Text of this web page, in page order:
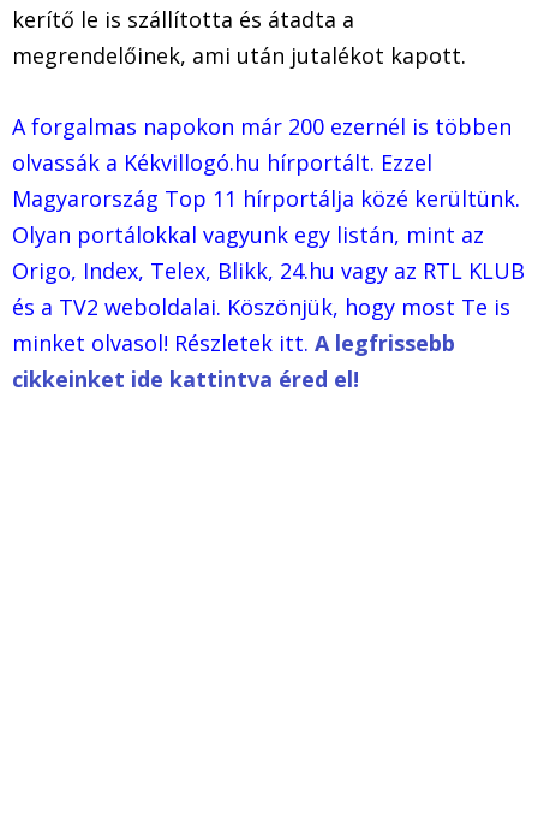
kerítő le is szállította és átadta a
megrendelőinek, ami után jutalékot kapott.
A forgalmas napokon már 200 ezernél is többen
olvassák a Kékvillogó.hu hírportált. Ezzel
Magyarország Top 11 hírportálja közé kerültünk.
Olyan portálokkal vagyunk egy listán, mint az
Origo, Index, Telex, Blikk, 24.hu vagy az RTL KLUB
és a TV2 weboldalai. Köszönjük, hogy most Te is
minket olvasol! Részletek itt. A legfrissebb
cikkeinket ide kattintva éred el!